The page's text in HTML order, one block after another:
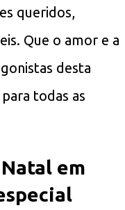
queridos,
Que o amor e a
desta
todas as
em